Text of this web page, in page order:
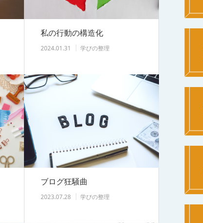
私の行動の構造化
2024.01.31 学びの整理
ブログ狂騒曲
2023.07.28 学びの整理